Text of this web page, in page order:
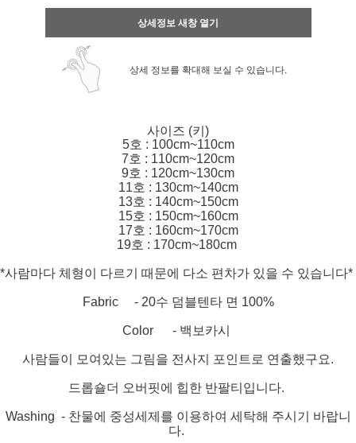
상세정보 새창 열기
상세 정보를 확대해 보실 수 있습니다.
사이즈 (키)
5호 : 100cm~110cm
7호 : 110cm~120cm
9호 : 120cm~130cm
11호 : 130cm~140cm
13호 : 140cm~150cm
15호 : 150cm~160cm
17호 : 160cm~170cm
19호 : 170cm~180cm
*사람마다 체형이 다르기 때문에 다소 편차가 있을 수 있습니다*
Fabric - 20수 덤블텐타 면 100%
Color - 백보카시
사람들이 모여있는 그림을 전사지 포인트로 연출했구요.
드롭숄더 오버핏에 힙한 반팔티입니다.
Washing - 찬물에 중성세제를 이용하여 세탁해 주시기 바랍니
다.